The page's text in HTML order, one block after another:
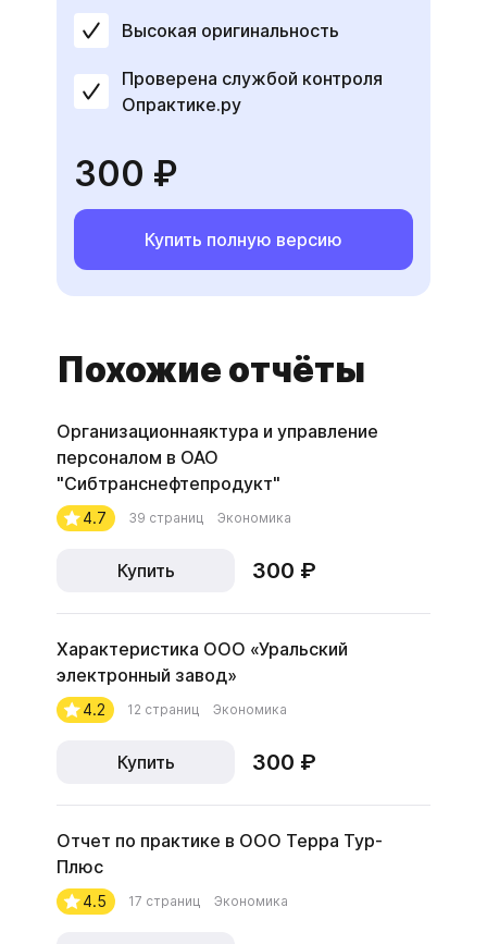
Высокая оригинальность
Проверена службой контроля
Опрактике.ру
300 ₽
Купить полную версию
Похожие отчёты
Организационнаяктура и управление
персоналом в ОАО
"Сибтранснефтепродукт"
4.7 39 страниц Экономика
Купить 300 ₽
Характеристика ООО «Уральский
электронный завод»
4.2 12 страниц Экономика
Купить 300 ₽
Отчет по практике в ООО Терра Тур-
Плюс
4.5 17 страниц Экономика